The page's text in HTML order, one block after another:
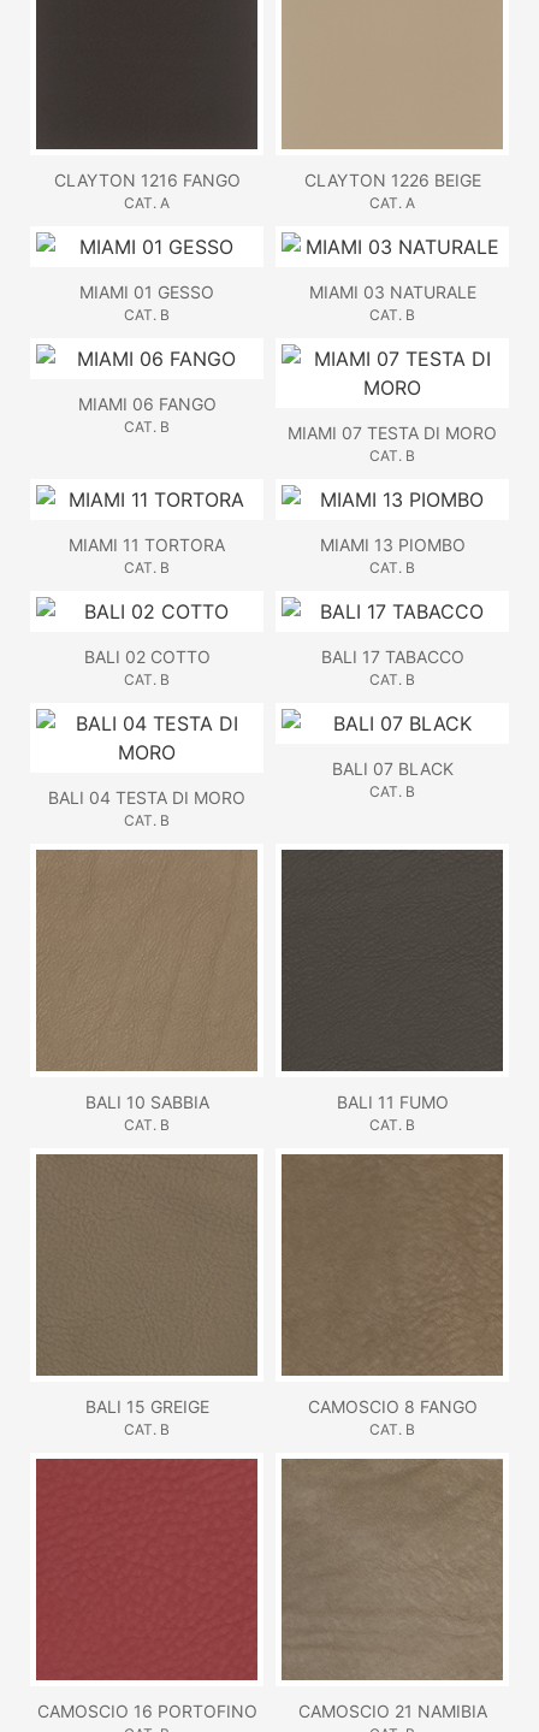
CLAYTON 1216 FANGO
CAT. A
CLAYTON 1226 BEIGE
CAT. A
MIAMI 01 GESSO
CAT. B
MIAMI 03 NATURALE
CAT. B
MIAMI 06 FANGO
CAT. B MIAMI 07 TESTA DI MORO
CAT. B
MIAMI 11 TORTORA
CAT. B
MIAMI 13 PIOMBO
CAT. B
BALI 02 COTTO
CAT. B
BALI 17 TABACCO
CAT. B
BALI 04 TESTA DI MORO
CAT. B
BALI 07 BLACK
CAT. B
BALI 10 SABBIA
CAT. B
BALI 11 FUMO
CAT. B
BALI 15 GREIGE
CAT. B
CAMOSCIO 8 FANGO
CAT. B
CAMOSCIO 16 PORTOFINO CAMOSCIO 21 NAMIBIA